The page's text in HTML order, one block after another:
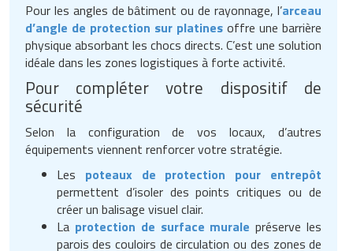
Pour les angles de bâtiment ou de rayonnage, l’arceau
d’angle de protection sur platines offre une barrière
physique absorbant les chocs directs. C’est une solution
idéale dans les zones logistiques à forte activité.
Pour compléter votre dispositif de
sécurité
Selon la configuration de vos locaux, d’autres
équipements viennent renforcer votre stratégie.
Les poteaux de protection pour entrepôt
permettent d’isoler des points critiques ou de
créer un balisage visuel clair.
La protection de surface murale préserve les
parois des couloirs de circulation ou des zones de